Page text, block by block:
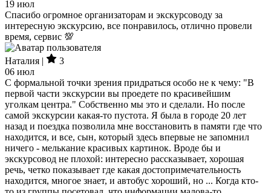
19 июл
Спасибо огромное организаторам и экскурсоводу за
интересную экскурсию, все понравилось, отлично провели
время, сервис 💯
Наталия |
3
06 июл
С формальной точки зрения придраться особо не к чему: "В
первой части экскурсии вы проедете по красивейшим
уголкам центра." Собственно мы это и сделали. Но после
самой экскурсии какая-то пустота. Я была в городе 20 лет
назад и поездка позволила мне восстановить в памяти где что
находится, и все, сын, который здесь впервые не запомнил
ничего - мелькание красивых картинок. Вроде бы и
экскурсовод не плохой: интересно рассказывает, хорошая
речь, четко показывает где какая достопримечательность
находится, многое знает, и автобус хороший, но ... Когда кто-